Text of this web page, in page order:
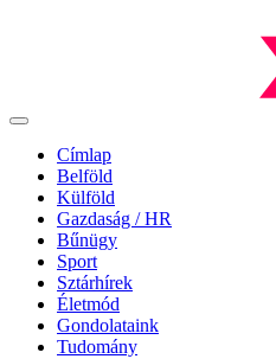
Címlap
Belföld
Külföld
Gazdaság / HR
Bűnügy
Sport
Sztárhírek
Életmód
Gondolataink
Tudomány